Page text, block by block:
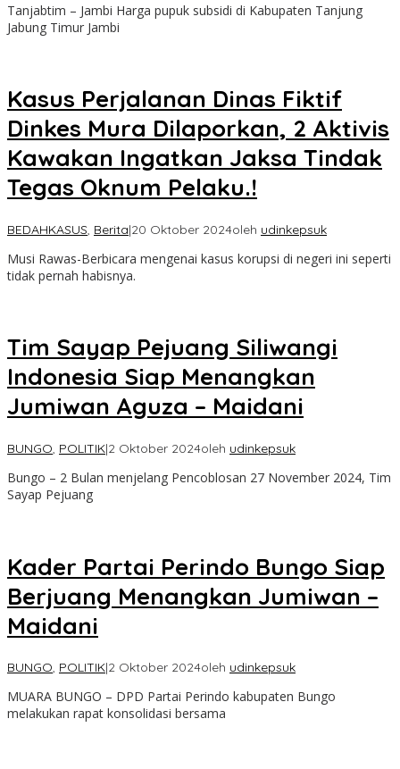
Tanjabtim – Jambi Harga pupuk subsidi di Kabupaten Tanjung
Jabung Timur Jambi
Kasus Perjalanan Dinas Fiktif
Dinkes Mura Dilaporkan, 2 Aktivis
Kawakan Ingatkan Jaksa Tindak
Tegas Oknum Pelaku.!
BEDAHKASUS, Berita|20 Oktober 2024oleh udinkepsuk
Musi Rawas-Berbicara mengenai kasus korupsi di negeri ini seperti
tidak pernah habisnya.
Tim Sayap Pejuang Siliwangi
Indonesia Siap Menangkan
Jumiwan Aguza – Maidani
BUNGO, POLITIK|2 Oktober 2024oleh udinkepsuk
Bungo – 2 Bulan menjelang Pencoblosan 27 November 2024, Tim
Sayap Pejuang
Kader Partai Perindo Bungo Siap
Berjuang Menangkan Jumiwan –
Maidani
BUNGO, POLITIK|2 Oktober 2024oleh udinkepsuk
MUARA BUNGO – DPD Partai Perindo kabupaten Bungo
melakukan rapat konsolidasi bersama